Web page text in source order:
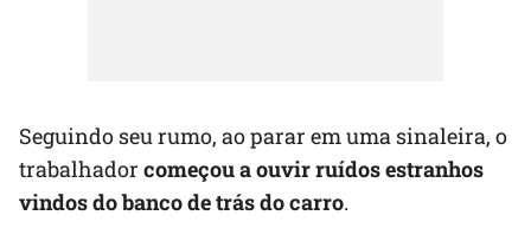
Seguindo seu rumo, ao parar em uma sinaleira, o
trabalhador começou a ouvir ruídos estranhos
vindos do banco de trás do carro.